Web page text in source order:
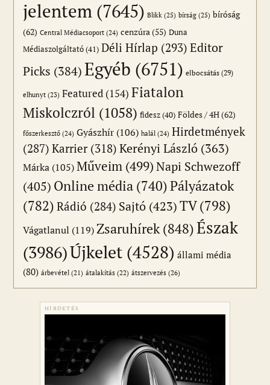
jelentem (7645) Blikk (25) bírság (25) bíróság
(62) Central Médiacsoport (24) cenzúra (55) Duna
Médiaszolgáltató(41) Déli Hírlap (293) Editor
Picks (384)Egyéb (6751) elbocsátás (29)
elhunyt (23) Featured (154) Fiatalon
Miskolczról (1058) fidesz(40) Földes / 4H(62)
főszerkesztő (24) Gyászhír (106) halál (24) Hirdetmények
(287) Karrier(318) Kerényi László (363)
Márka (105) Műveim (499)Napi Schwezoff
(405) Online média (740)Pályázatok
(782) Rádió (284) Sajtó (423)TV(798)
Vágatlanul (119) Zsaruhírek (848)Észak
(3986)Újkelet (4528) állami média
(80) árbevétel (21) átalakítás (22) átszervezés (26)
HIRDETÉS